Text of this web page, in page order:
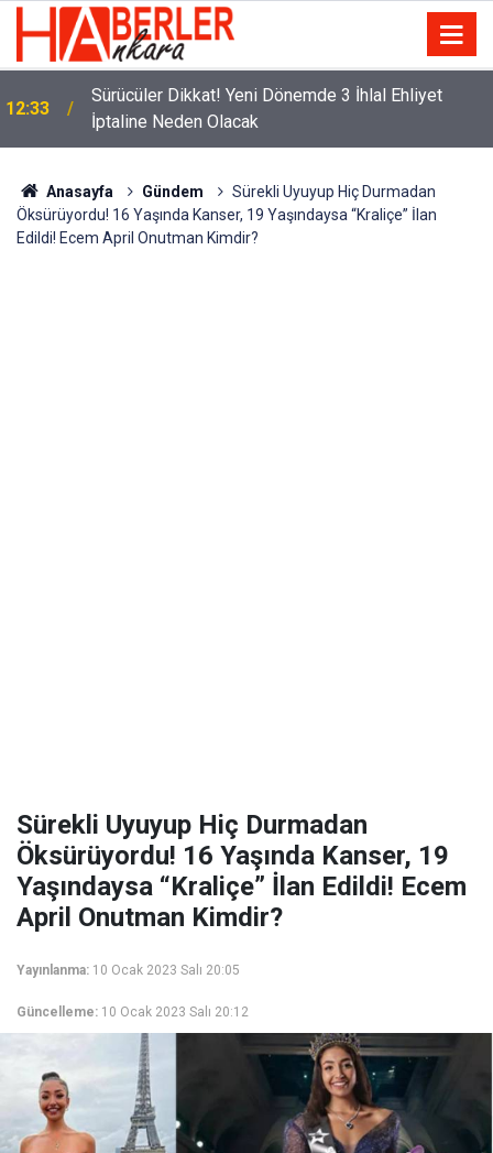
12:33
Sürücüler Dikkat! Yeni Dönemde 3 İhlal Ehliyet
İptaline Neden Olacak
Anasayfa Gündem
Sürekli Uyuyup Hiç Durmadan
Öksürüyordu! 16 Yaşında Kanser, 19 Yaşındaysa “Kraliçe” İlan
Edildi! Ecem April Onutman Kimdir?
Sürekli Uyuyup Hiç Durmadan
Öksürüyordu! 16 Yaşında Kanser, 19
Yaşındaysa “Kraliçe” İlan Edildi! Ecem
April Onutman Kimdir?
Yayınlanma: 10 Ocak 2023 Salı 20:05
Güncelleme: 10 Ocak 2023 Salı 20:12